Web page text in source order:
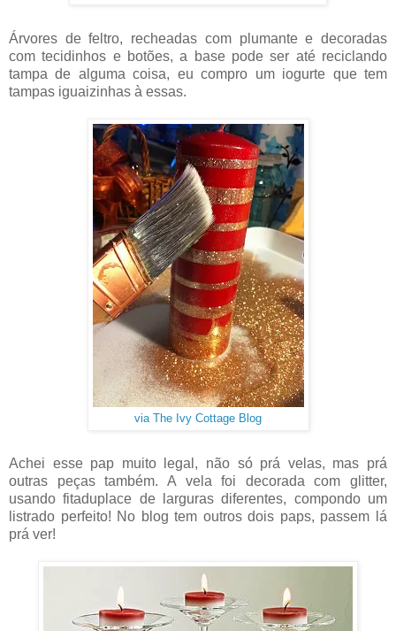
Árvores de feltro, recheadas com plumante e decoradas
com tecidinhos e botões, a base pode ser até reciclando
tampa de alguma coisa, eu compro um iogurte que tem
tampas iguaizinhas à essas.
via The Ivy Cottage Blog
Achei esse pap muito legal, não só prá velas, mas prá
outras peças também. A vela foi decorada com glitter,
usando fitaduplace de larguras diferentes, compondo um
listrado perfeito! No blog tem outros dois paps, passem lá
prá ver!